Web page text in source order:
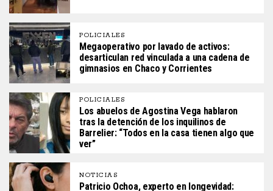
POLICIALES
Megaoperativo por lavado de activos:
desarticulan red vinculada a una cadena de
gimnasios en Chaco y Corrientes
POLICIALES
Los abuelos de Agostina Vega hablaron
tras la detención de los inquilinos de
Barrelier: “Todos en la casa tienen algo que
ver”
NOTICIAS
Patricio Ochoa, experto en longevidad: